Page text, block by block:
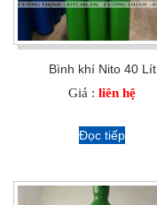
Bình khí Nito 40 Lít
Giá : liên hệ
Đọc tiếp